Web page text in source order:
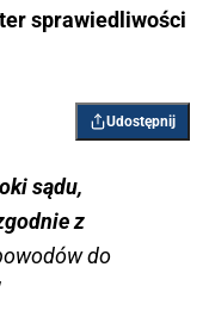
sprawiedliwości
Udostępnij
sądu,
z
do